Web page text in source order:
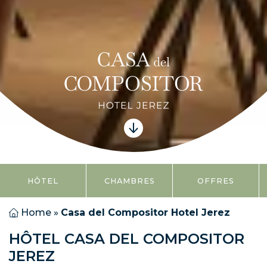
HÔTEL CHAMBRES OFFRES
Home » Casa del Compositor Hotel Jerez
HÔTEL CASA DEL COMPOSITOR
JEREZ